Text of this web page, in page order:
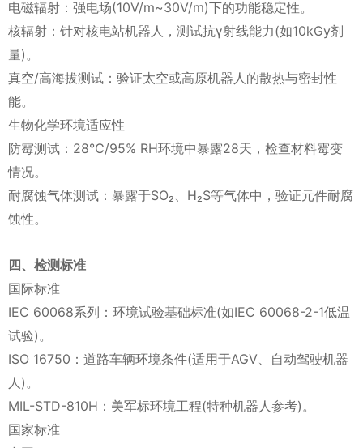
电磁辐射：强电场(10V/m~30V/m)下的功能稳定性。
核辐射：针对核电站机器人，测试抗γ射线能力(如10kGy剂
量)。
真空/高海拔测试：验证太空或高原机器人的散热与密封性
能。
生物化学环境适应性
防霉测试：28℃/95% RH环境中暴露28天，检查材料霉变
情况。
耐腐蚀气体测试：暴露于SO₂、H₂S等气体中，验证元件耐腐
蚀性。
四、检测标准
国际标准
IEC 60068系列：环境试验基础标准(如IEC 60068-2-1低温
试验)。
ISO 16750：道路车辆环境条件(适用于AGV、自动驾驶机器
人)。
MIL-STD-810H：美军标环境工程(特种机器人参考)。
国家标准